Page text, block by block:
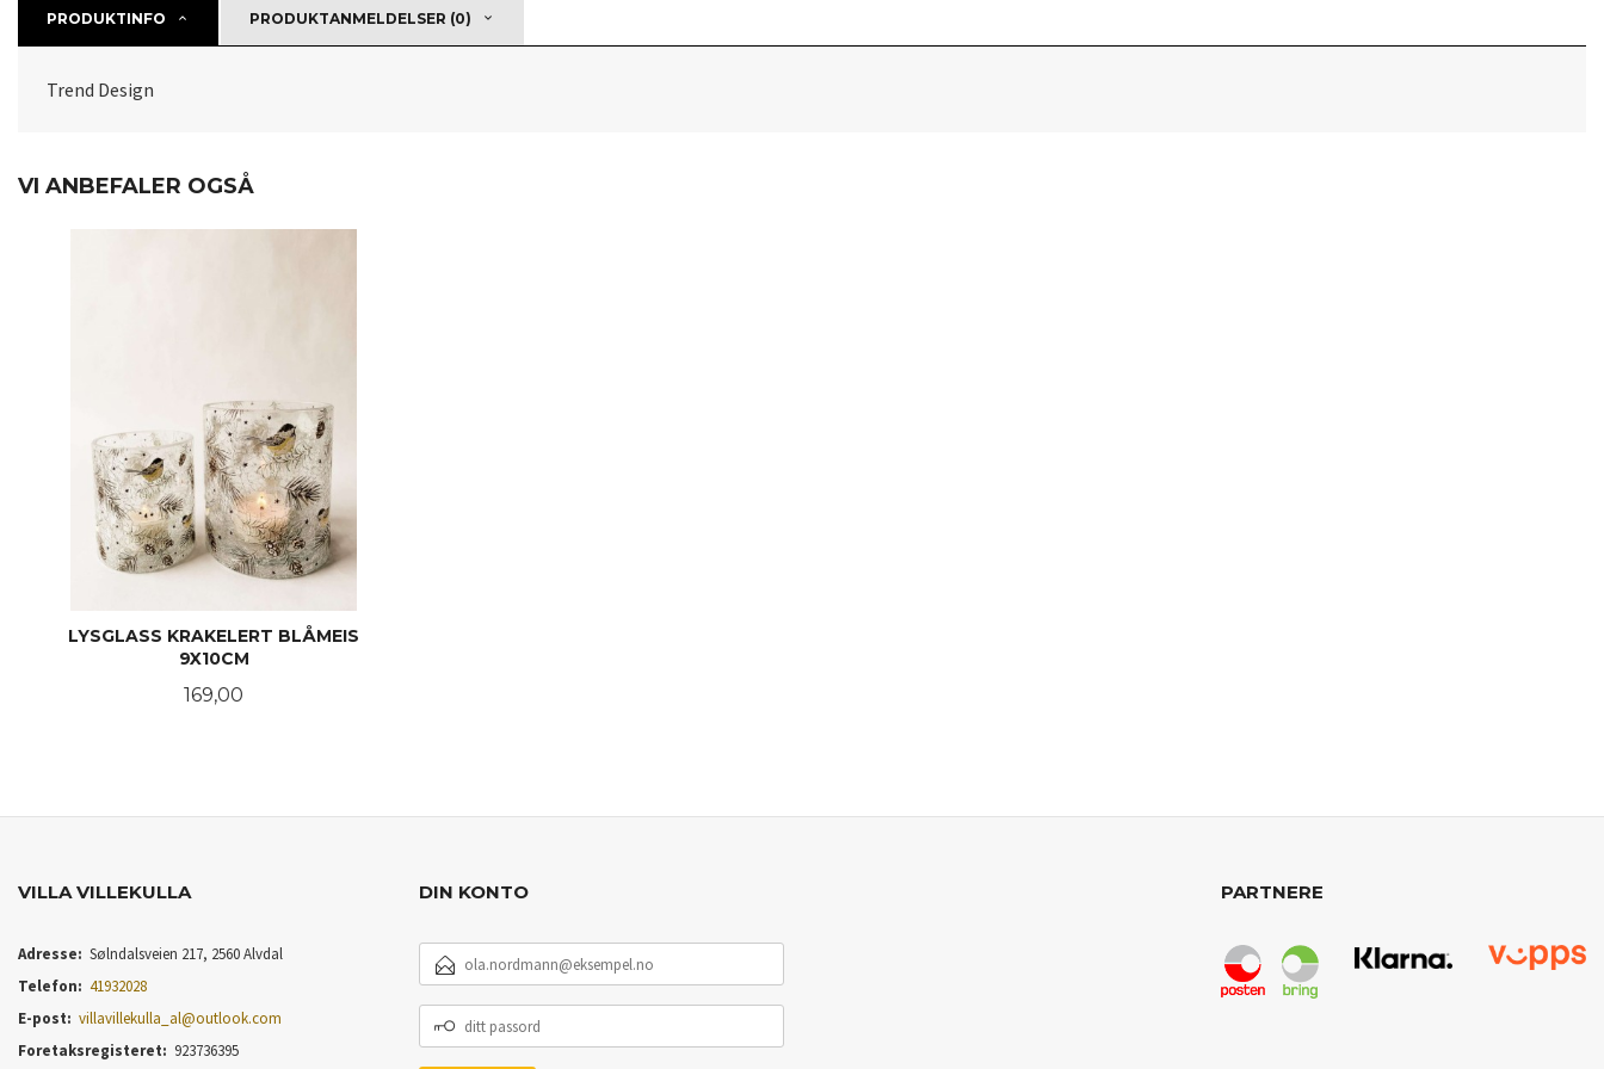
PRODUKTINFO PRODUKTANMELDELSER (0)
Trend Design
VI ANBEFALER OGSÅ
LYSGLASS KRAKELERT BLÅMEIS
9X10CM
Pris
169,00
VILLA VILLEKULLA
Adresse: Sølndalsveien 217, 2560 Alvdal
Telefon: 41932028
E-post: villavillekulla_al@outlook.com
Foretaksregisteret: 923736395
DIN KONTO
POSTADRESSE
PASSORD
PARTNERE